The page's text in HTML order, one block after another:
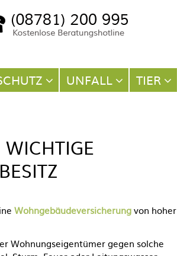
UNFALL TIER
Wohngebäudeversicherungvon hoher
Wohnungseigentümer gegen solche